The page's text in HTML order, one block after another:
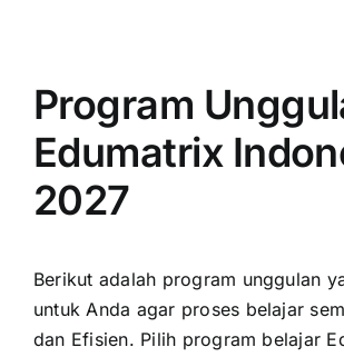
Program
Edumatrix
2027
Berikut adalah program unggulan
untuk Anda agar proses belajar
dan Efisien. Pilih program belajar